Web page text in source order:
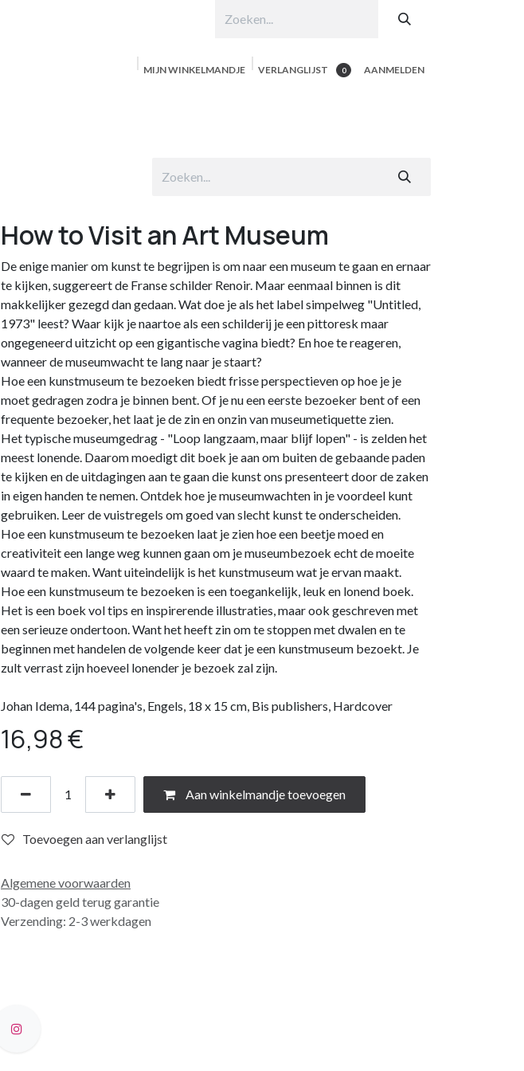
MIJN WINKELMANDJE 0
VERLANGLIJST AANMELDEN
How to Visit an Art Museum
De enige manier om kunst te begrijpen is om naar een museum te gaan en ernaar
te kijken, suggereert de Franse schilder Renoir. Maar eenmaal binnen is dit
makkelijker gezegd dan gedaan. Wat doe je als het label simpelweg "Untitled,
1973" leest? Waar kijk je naartoe als een schilderij je een pittoresk maar
ongegeneerd uitzicht op een gigantische vagina biedt? En hoe te reageren,
wanneer de museumwacht te lang naar je staart?
Hoe een kunstmuseum te bezoeken biedt frisse perspectieven op hoe je je
moet gedragen zodra je binnen bent. Of je nu een eerste bezoeker bent of een
frequente bezoeker, het laat je de zin en onzin van museumetiquette zien.
Het typische museumgedrag - "Loop langzaam, maar blijf lopen" - is zelden het
meest lonende. Daarom moedigt dit boek je aan om buiten de gebaande paden
te kijken en de uitdagingen aan te gaan die kunst ons presenteert door de zaken
in eigen handen te nemen. Ontdek hoe je museumwachten in je voordeel kunt
gebruiken. Leer de vuistregels om goed van slecht kunst te onderscheiden.
Hoe een kunstmuseum te bezoeken laat je zien hoe een beetje moed en
creativiteit een lange weg kunnen gaan om je museumbezoek echt de moeite
waard te maken. Want uiteindelijk is het kunstmuseum wat je ervan maakt.
Hoe een kunstmuseum te bezoeken is een toegankelijk, leuk en lonend boek.
Het is een boek vol tips en inspirerende illustraties, maar ook geschreven met
een serieuze ondertoon. Want het heeft zin om te stoppen met dwalen en te
beginnen met handelen de volgende keer dat je een kunstmuseum bezoekt. Je
zult verrast zijn hoeveel lonender je bezoek zal zijn.
Johan Idema, 144 pagina's, Engels, 18 x 15 cm, Bis publishers, Hardcover
16,98€
Aan winkelmandje toevoegen
Toevoegen aan verlanglijst
Algemene voorwaarden
30-dagen geld terug garantie
Verzending: 2-3 werkdagen